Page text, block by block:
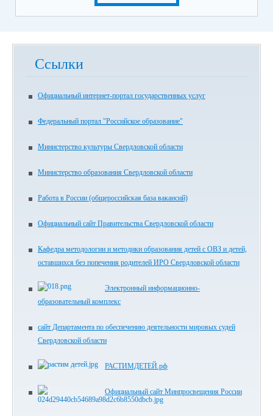
Ссылки
Официальный интернет-портал государственных услуг
Федеральный портал "Российское образование"
Министерство культуры Свердловской области
Министерство образования Свердловской области
Работа в России (общероссийская база вакансий)
Официальный сайт Правительства Свердловской области
Кафедра методологии и методики образования детей с ОВЗ и детей,
оставшихся без попечения родителей ИРО Свердловской области
Электронный информационно-
образовательный комплекс
сайт Департамента по обеспечению деятельности мировых судей
Свердловской области
РАСТИМДЕТЕЙ.рф
Официальный сайт Минпросвещения России